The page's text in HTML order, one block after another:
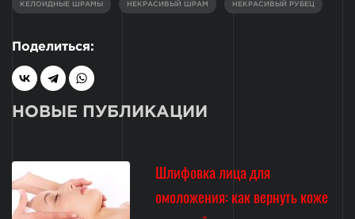
КЕЛОИДНЫЕ ШРАМЫ НЕКРАСИВЫЙ ШРАМ НЕКРАСИВЫЙ РУБЕЦ
Поделиться:
НОВЫЕ ПУБЛИКАЦИИ
Шлифовка лица для
омоложения: как вернуть коже